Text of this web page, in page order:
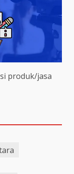
produk/jasa